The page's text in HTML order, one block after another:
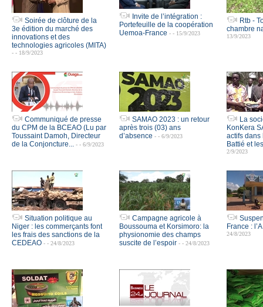
Soirée de clôture de la
3e édition du marché des
innovations et des
technologies agricoles (MITA)
- - 18/9/2023
Invite de l’intégration :
Portefeuille de la coopération
Uemoa-France - - 15/9/2023
Rtb -
chambre
13/9/2023
Communiqué de presse
du CPM de la BCEAO (Lu par
Toussaint Damoh, Directeur
de la Conjoncture... - - 6/9/2023
SAMAO 2023 : un retour
après trois (03) ans
d’absence - - 6/9/2023
La
KonKera
actifs dans
Battié et
2/9/2023
Situation politique au
Niger : les commerçants font
les frais des sanctions de la
CEDEAO - - 24/8/2023
Campagne agricole à
Boussouma et Korsimoro: la
physionomie des champs
suscite de l’espoir - - 24/8/2023
France :
24/8/2023